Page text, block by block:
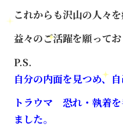
これからも沢山の人々を
益々のご活躍を願ってお
P.S.
自分の内面を見つめ、
トラウマ 恐れ・執着を
ました。